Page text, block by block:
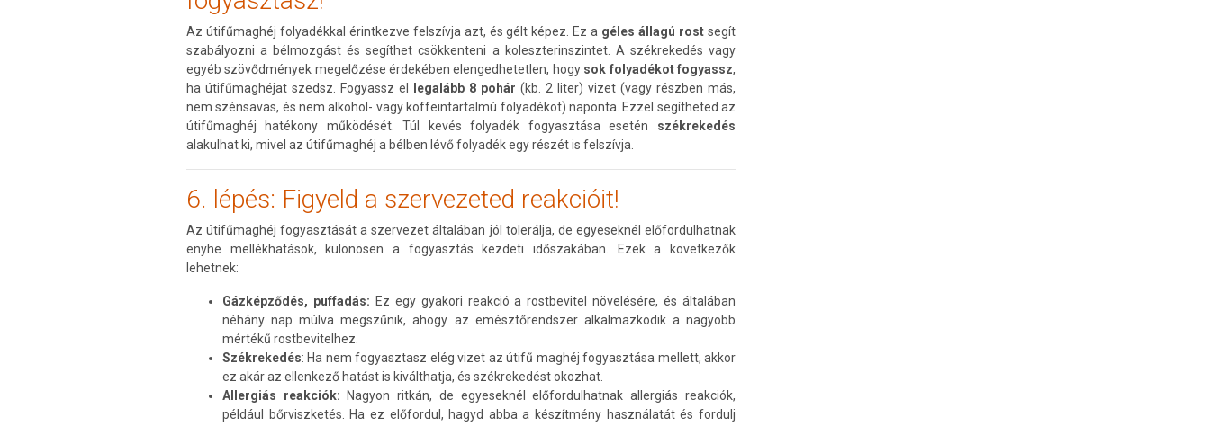
Az útifűmaghéj folyadékkal érintkezve felszívja azt, és gélt képez. Ez a géles állagú rost segít
szabályozni a bélmozgást és segíthet csökkenteni a koleszterinszintet. A székrekedés vagy
egyéb szövődmények megelőzése érdekében elengedhetetlen, hogysok folyadékot fogyassz,
ha útifűmaghéjat szedsz. Fogyassz el
legalább 8 pohár (kb. 2 liter) vizet (vagy részben más,
nem szénsavas, és nem alkohol- vagy koffeintartalmú folyadékot) naponta. Ezzel segítheted az
útifűmaghéj hatékony működését. Túl kevés folyadék fogyasztása esetén székrekedés
alakulhat ki, mivel az útifűmaghéj a bélben lévő folyadék egy részét is felszívja.
6. lépés: Figyeld a szervezeted reakcióit!
Az útifűmaghéj fogyasztását a szervezet általában jól tolerálja, de egyeseknél előfordulhatnak
enyhe mellékhatások, különösen a fogyasztás kezdeti időszakában. Ezek a következők
lehetnek:
Gázképződés, puffadás: Ez egy gyakori reakció a rostbevitel növelésére, és általában
néhány nap múlva megszűnik, ahogy az emésztőrendszer alkalmazkodik a nagyobb
mértékű rostbevitelhez.
Székrekedés: Ha nem fogyasztasz elég vizet az útifű maghéj fogyasztása mellett, akkor
ez akár az ellenkező hatást is kiválthatja, és székrekedést okozhat.
Allergiás reakciók: Nagyon ritkán, de egyeseknél előfordulhatnak allergiás reakciók,
például bőrviszketés. Ha ez előfordul, hagyd abba a készítmény használatát és fordulj